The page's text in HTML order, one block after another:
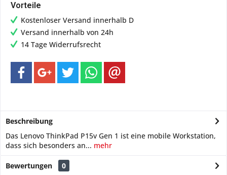
Vorteile
Kostenloser Versand innerhalb D
Versand innerhalb von 24h
14 Tage Widerrufsrecht
Beschreibung
Das Lenovo ThinkPad P15v Gen 1 ist eine mobile Workstation,
dass sich besonders an... mehr
Bewertungen
0